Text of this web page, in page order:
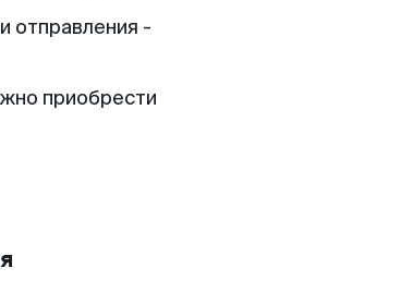
отправления -
приобрести